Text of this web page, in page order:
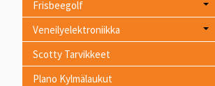
Frisbeegolf
Veneilyelektroniikka
Scotty Tarvikkeet
Plano Kylmälaukut